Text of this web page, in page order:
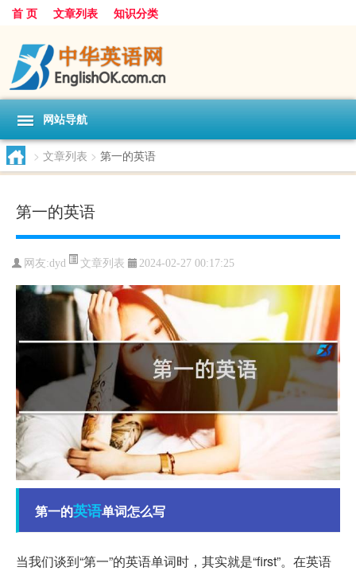
首 页 文章列表 知识分类
网站导航
> 文章列表 > 第一的英语
第一的英语
网友:dyd 文章列表 2024-02-27 00:17:25
第一的英语单词怎么写
当我们谈到“第一”的英语单词时，其实就是“first”。在英语